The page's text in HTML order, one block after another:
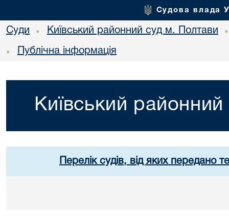
Судова влада
Суди • Київський районний суд м. Полтави •
• Публічна інформація
Київський
Перелік судів, від яких передано